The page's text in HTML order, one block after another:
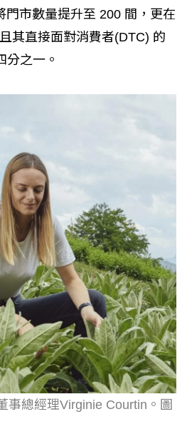
門市數量提升至 200 間，更在
其直接面對消費者(DTC) 的
分之一。
事總經理Virginie Courtin。圖